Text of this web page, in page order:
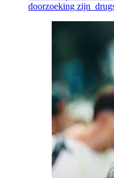
doorzoeking zijn